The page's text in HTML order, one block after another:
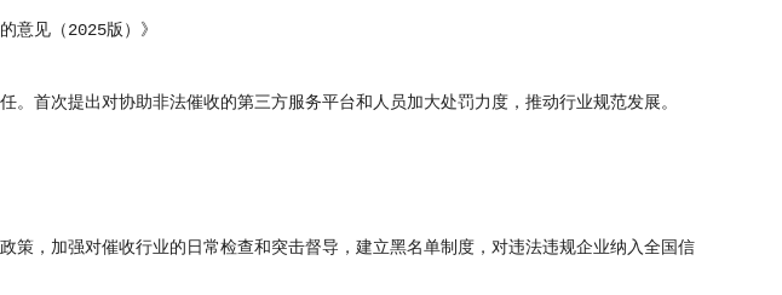
见（2025版）》
首次提出对协助非法催收的第三方服务平台和人员加大处罚力度，推动行业规范发展。
，加强对催收行业的日常检查和突击督导，建立黑名单制度，对违法违规企业纳入全国信